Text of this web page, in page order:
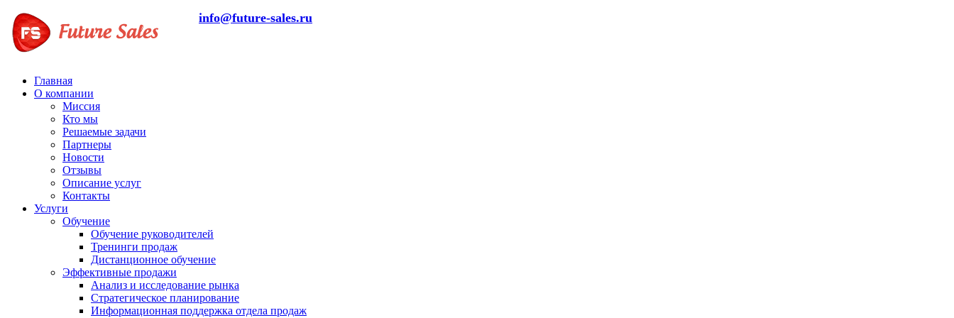
info@future-sales.ru
Главная
О компании
Миссия
Кто мы
Решаемые задачи
Партнеры
Новости
Отзывы
Описание услуг
Контакты
Услуги
Обучение
Обучение руководителей
Тренинги продаж
Дистанционное обучение
Эффективные продажи
Анализ и исследование рынка
Стратегическое планирование
Информационная поддержка отдела продаж